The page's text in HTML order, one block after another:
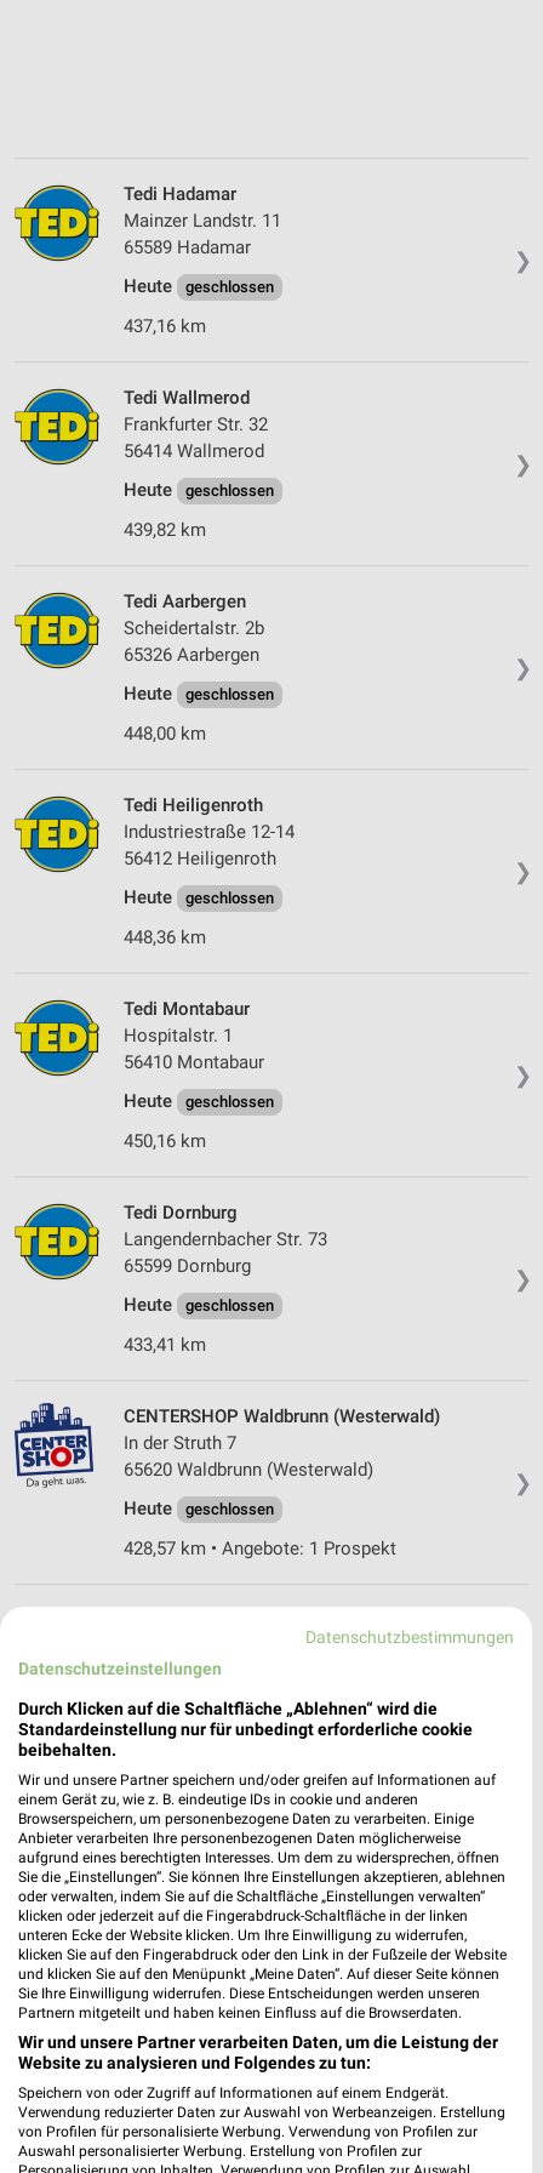
❯
Tedi Hadamar
Mainzer Landstr. 11
65589 Hadamar
Heute
geschlossen
437,16 km
❯
Tedi Wallmerod
Frankfurter Str. 32
56414 Wallmerod
Heute
geschlossen
439,82 km
❯
Tedi Aarbergen
Scheidertalstr. 2b
65326 Aarbergen
Heute
geschlossen
448,00 km
❯
Tedi Heiligenroth
Industriestraße 12-14
56412 Heiligenroth
Heute
geschlossen
448,36 km
❯
Tedi Montabaur
Hospitalstr. 1
56410 Montabaur
Heute
geschlossen
450,16 km
❯
Tedi Dornburg
Langendernbacher Str. 73
65599 Dornburg
Heute
geschlossen
433,41 km
❯
CENTERSHOP Waldbrunn (Westerwald)
In der Struth 7
65620 Waldbrunn (Westerwald)
Heute
geschlossen
428,57 km • Angebote: 1 Prospekt
65520 Bad Camberg
Heute geschlossen
Tedi Bad Camberg
Limburger Straße 55-61
65520 Bad Camberg
Heute geschlossen
433,59 km
Samoborstr. 5
Heute
geschlossen
450,32 km
Datenschutzbestimmungen
Datenschutzeinstellungen
Durch Klicken auf die Schaltfläche „Ablehnen“ wird die
Standardeinstellung nur für unbedingt erforderliche cookie
beibehalten.
Wir und unsere Partner speichern und/oder greifen auf Informationen auf
einem Gerät zu, wie z. B. eindeutige IDs in cookie und anderen
Browserspeichern, um personenbezogene Daten zu verarbeiten. Einige
Anbieter verarbeiten Ihre personenbezogenen Daten möglicherweise
aufgrund eines berechtigten Interesses. Um dem zu widersprechen, öffnen
Sie die „Einstellungen“. Sie können Ihre Einstellungen akzeptieren, ablehnen
oder verwalten, indem Sie auf die Schaltfläche „Einstellungen verwalten“
klicken oder jederzeit auf die Fingerabdruck-Schaltfläche in der linken
unteren Ecke der Website klicken. Um Ihre Einwilligung zu widerrufen,
klicken Sie auf den Fingerabdruck oder den Link in der Fußzeile der Website
und klicken Sie auf den Menüpunkt „Meine Daten“. Auf dieser Seite können
Sie Ihre Einwilligung widerrufen. Diese Entscheidungen werden unseren
Partnern mitgeteilt und haben keinen Einfluss auf die Browserdaten.
Wir und unsere Partner verarbeiten Daten, um die Leistung der
Website zu analysieren und Folgendes zu tun:
Speichern von oder Zugriff auf Informationen auf einem Endgerät.
Verwendung reduzierter Daten zur Auswahl von Werbeanzeigen. Erstellung
von Profilen für personalisierte Werbung. Verwendung von Profilen zur
Auswahl personalisierter Werbung. Erstellung von Profilen zur